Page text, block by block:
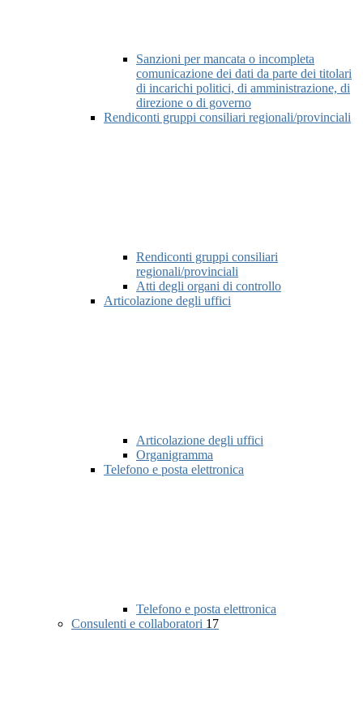
Sanzioni per mancata o incompleta
comunicazione dei dati da parte dei titolari
di incarichi politici, di amministrazione, di
direzione o di governo
Rendiconti gruppi consiliari regionali/provinciali
Rendiconti gruppi consiliari
regionali/provinciali
Atti degli organi di controllo
Articolazione degli uffici
Articolazione degli uffici
Organigramma
Telefono e posta elettronica
Telefono e posta elettronica
Consulenti e collaboratori 17